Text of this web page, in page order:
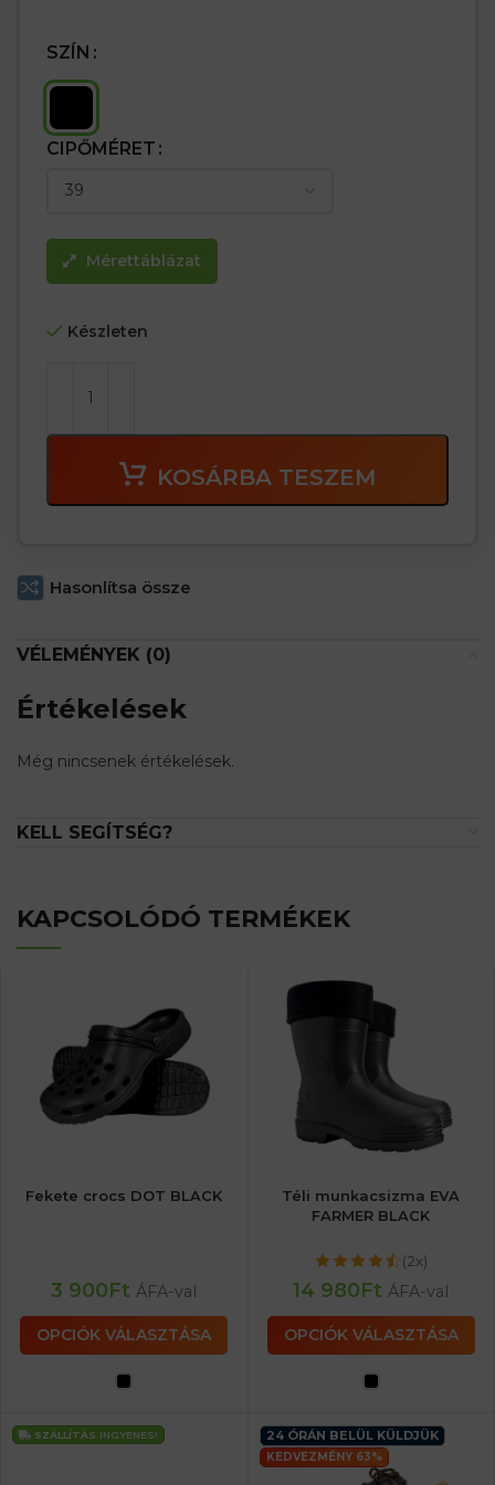
SZÍN
CIPŐMÉRET
Mérettáblázat
Készleten
KOSÁRBA TESZEM
Hasonlítsa össze
VÉLEMÉNYEK (0)
Értékelések
Még nincsenek értékelések.
KELL SEGÍTSÉG?
KAPCSOLÓDÓ TERMÉKEK
Fekete crocs DOT BLACK
3 900Ft ÁFA-val
OPCIÓK VÁLASZTÁSA
Téli munkacsizma EVA
FARMER BLACK
(2x)
14 980Ft ÁFA-val
OPCIÓK VÁLASZTÁSA
SZÁLLÍTÁS INGYENES! 24 ÓRÁN BELÜL KÜLDJÜK
KEDVEZMÉNY 63%